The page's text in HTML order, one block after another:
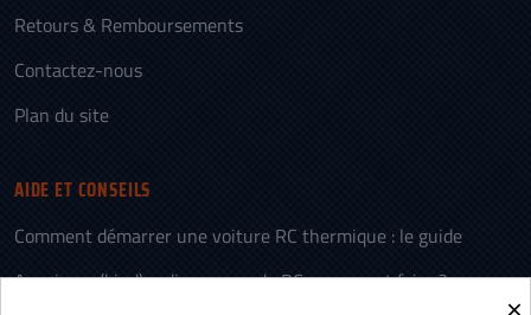
Retours & Remboursements
Contactez-nous
Plan du site
AIDE ET CONSEILS
Comment démarrer une voiture RC thermique : le guide
Appairage (bind) radiocommande RC : comment faire ?